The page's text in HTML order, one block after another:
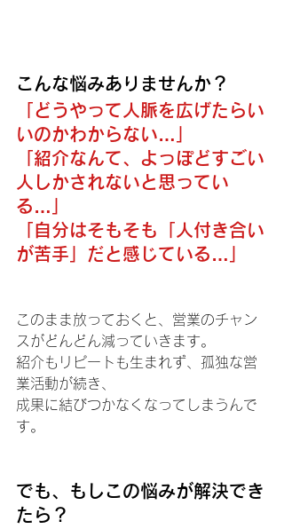
こんな悩みありませんか？
「どうやって人脈を広げたらい
いのかわからない…」
「紹介なんて、よっぽどすごい
人しかされないと思ってい
る…」
「自分はそもそも「人付き合い
が苦手」だと感じている…」
このまま放っておくと、営業のチャン
スがどんどん減っていきます。
紹介もリピートも生まれず、孤独な営
業活動が続き、
成果に結びつかなくなってしまうんで
す。
でも、もしこの悩みが解決でき
たら？